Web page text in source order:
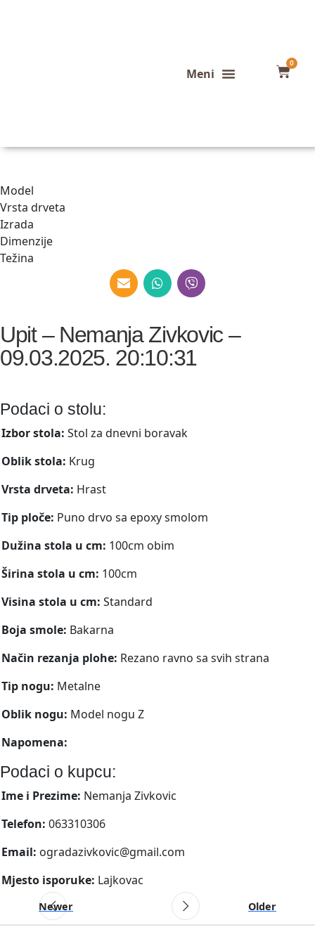
0
Model
Vrsta drveta
Izrada
Dimenzije
Težina
Upit – Nemanja Zivkovic –
09.03.2025. 20:10:31
Podaci o stolu:
Izbor stola: Stol za dnevni boravak
Oblik stola: Krug
Vrsta drveta: Hrast
Tip ploče: Puno drvo sa epoxy smolom
Dužina stola u cm: 100cm obim
Širina stola u cm: 100cm
Visina stola u cm: Standard
Boja smole: Bakarna
Način rezanja plohe: Rezano ravno sa svih strana
Tip nogu: Metalne
Oblik nogu: Model nogu Z
Napomena:
Podaci o kupcu:
Ime i Prezime: Nemanja Zivkovic
Telefon: 063310306
Email: ogradazivkovic@gmail.com
Mjesto isporuke: Lajkovac
Newer Older